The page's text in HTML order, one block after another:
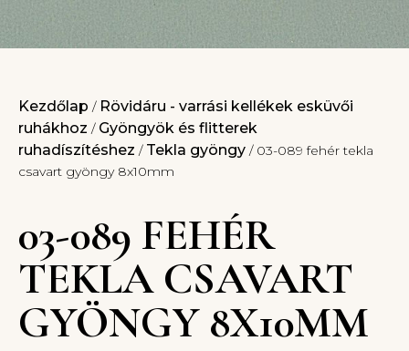
Kezdőlap / Rövidáru - varrási kellékek esküvői
ruhákhoz / Gyöngyök és flitterek
ruhadíszítéshez / Tekla gyöngy / 03-089 fehér tekla
csavart gyöngy 8x10mm
03-089 FEHÉR
TEKLA CSAVART
GYÖNGY 8X10MM